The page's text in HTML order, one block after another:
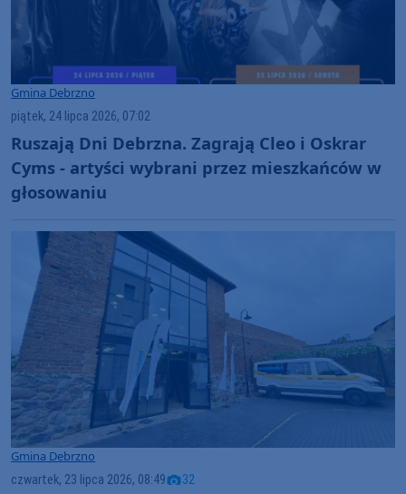
Gmina Debrzno
piątek, 24 lipca 2026, 07:02
Ruszają Dni Debrzna. Zagrają Cleo i Oskrar
Cyms - artyści wybrani przez mieszkańców w
głosowaniu
Gmina Debrzno
czwartek, 23 lipca 2026, 08:49 32